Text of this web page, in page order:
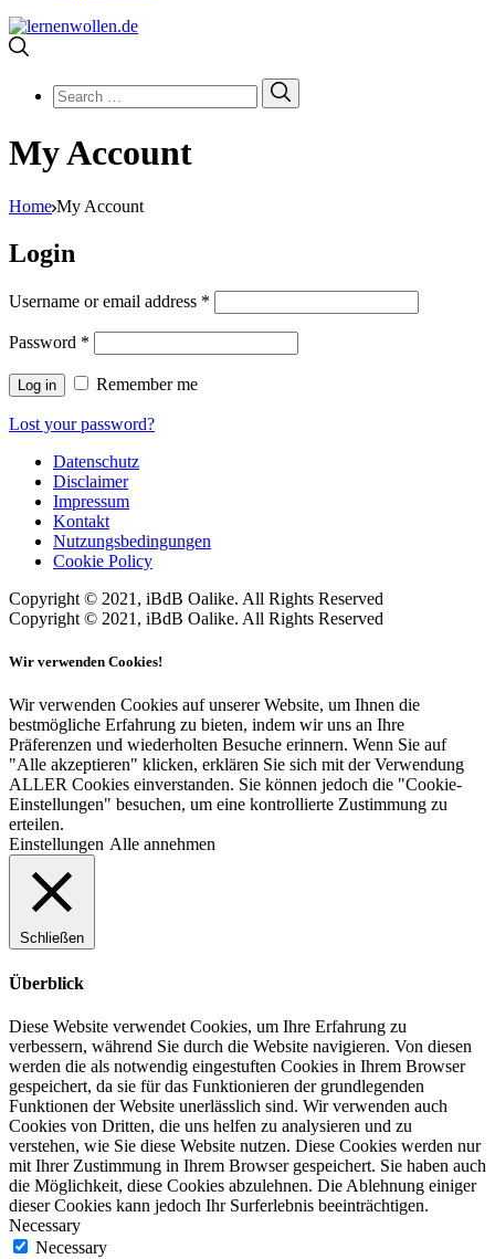
Search
for:
My Account
Home My Account
Login
Username or email address *
Password *
Log in Remember me
Lost your password?
Datenschutz
Disclaimer
Impressum
Kontakt
Nutzungsbedingungen
Cookie Policy
Copyright © 2021, iBdB Oalike. All Rights Reserved
Copyright © 2021, iBdB Oalike. All Rights Reserved
Wir verwenden Cookies!
Wir verwenden Cookies auf unserer Website, um Ihnen die
bestmögliche Erfahrung zu bieten, indem wir uns an Ihre
Präferenzen und wiederholten Besuche erinnern. Wenn Sie auf
"Alle akzeptieren" klicken, erklären Sie sich mit der Verwendung
ALLER Cookies einverstanden. Sie können jedoch die "Cookie-
Einstellungen" besuchen, um eine kontrollierte Zustimmung zu
erteilen.
Einstellungen Alle annehmen
Schließen
Überblick
Diese Website verwendet Cookies, um Ihre Erfahrung zu
verbessern, während Sie durch die Website navigieren. Von diesen
werden die als notwendig eingestuften Cookies in Ihrem Browser
gespeichert, da sie für das Funktionieren der grundlegenden
Funktionen der Website unerlässlich sind. Wir verwenden auch
Cookies von Dritten, die uns helfen zu analysieren und zu
verstehen, wie Sie diese Website nutzen. Diese Cookies werden nur
mit Ihrer Zustimmung in Ihrem Browser gespeichert. Sie haben auch
die Möglichkeit, diese Cookies abzulehnen. Die Ablehnung einiger
dieser Cookies kann jedoch Ihr Surferlebnis beeinträchtigen.
Necessary
Necessary